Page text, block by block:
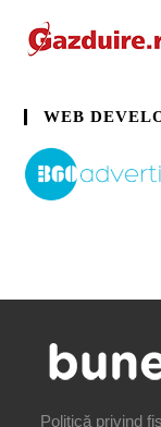
WEB
Politică privind